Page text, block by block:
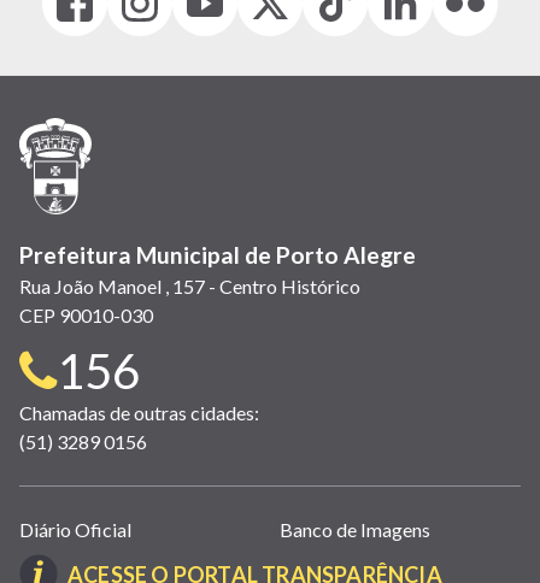
(link
em
janela)
(link
em
(link
em
(Antigo
(link
(link
em
(link
em
(link
em
Prefeitura Municipal de Porto Alegre
Rua João Manoel , 157 - Centro Histórico
CEP 90010-030
Telefone
para
contato:
156
Chamadas de outras cidades:
(51) 3289 0156
Links
úteis
Diário Oficial Banco de Imagens
ACESSE O PORTAL TRANSPARÊNCIA(LINK